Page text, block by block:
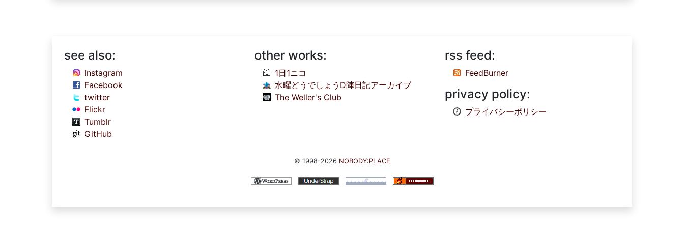
see also:
Instagram
Facebook
twitter
Flickr
Tumblr
GitHub
other works:
1日1ニコ
水曜どうでしょうD陣日記アーカイブ
The Weller's Club
rss feed:
FeedBurner
privacy policy:
プライバシーポリシー
© 1998-2026 NOBODY:PLACE